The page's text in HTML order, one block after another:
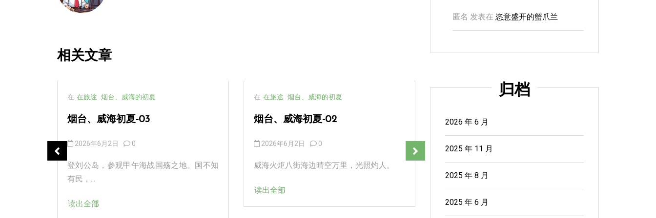
相关文章
在 在旅途 烟台、威海的初夏
烟台、威海初夏-03
2026年6月2日 0
登刘公岛，参观甲午海战国殇之地。国不知
有民，...
读出全部
在 在旅途 烟台、威海的初夏
烟台、威海初夏-02
2026年6月2日 0
威海火炬八街海边晴空万里，光照灼人。
读出全部
烟台、威海的初夏
烟台、威海初夏-01
2026年6月2日
渤海与黄海交汇处，虽没有南海的碧海幼
沙，海滩...
读出全部
匿名 发表在 恣意盛开的蟹爪兰
归档
2026 年 6 月
2025 年 11 月
2025 年 8 月
2025 年 6 月